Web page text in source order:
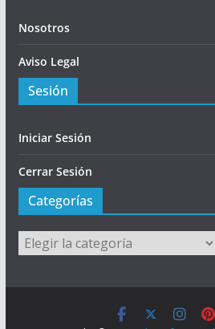
Nosotros
Aviso Legal
Sesión
Iniciar Sesión
Cerrar Sesión
Categorías
Categorías